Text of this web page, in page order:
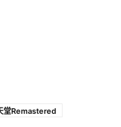
堂Remastered